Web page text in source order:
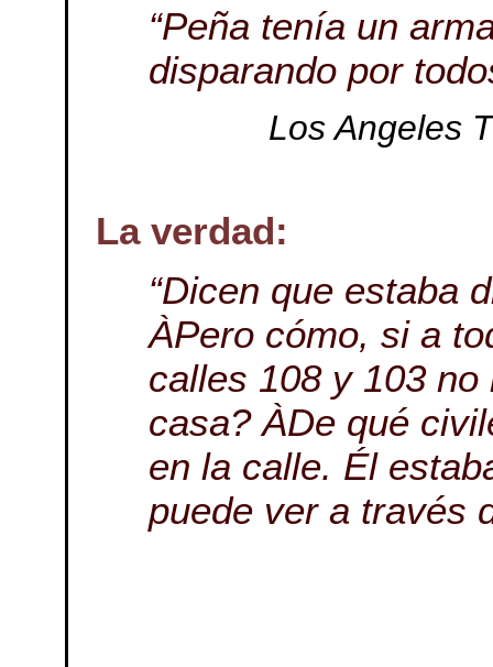
“Peña tenía un
disparando por
Los Angeles
La verdad:
“Dicen que estaba
ÀPero cómo, si a
calles 108 y 103
casa? ÀDe qué
en la calle. Él
puede ver a través